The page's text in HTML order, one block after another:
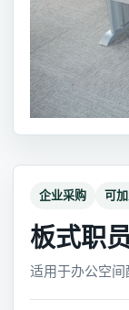
企业采购 可
板式职
适用于办公空间